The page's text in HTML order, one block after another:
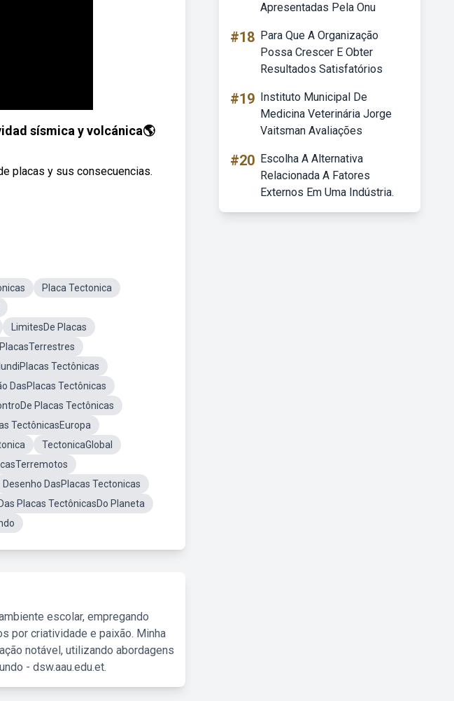
sísmica y volcánica🌎
placas y sus consecuencias.
Placa Tectonica
LimitesDe Placas
PlacasTerrestres
Tectônicas
DasPlacas Tectônicas
Placas Tectônicas
TectônicasEuropa
TectonicaGlobal
Desenho DasPlacas Tectonicas
Placas TectônicasDo Planeta
escolar, empregando
por criatividade e paixão. Minha
notável, utilizando abordagens
- dsw.aau.edu.et.
Apresentadas Pela Onu
#18 Para Que A Organização
Possa Crescer E Obter
Resultados Satisfatórios
#19 Instituto Municipal De
Medicina Veterinária Jorge
Vaitsman Avaliações
#20 Escolha A Alternativa
Relacionada A Fatores
Externos Em Uma Indústria.